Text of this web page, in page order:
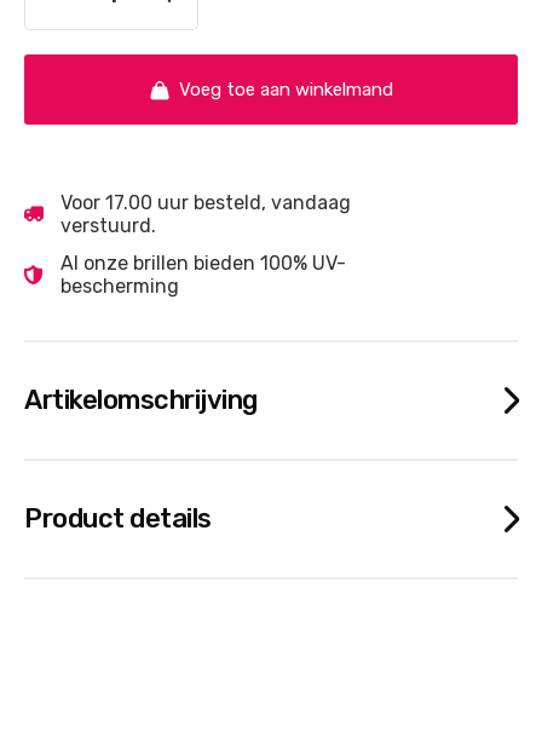
Voeg toe aan winkelmand
Voor 17.00 uur besteld, vandaag
verstuurd.
Al onze brillen bieden 100% UV-
bescherming
Artikelomschrijving
Product details